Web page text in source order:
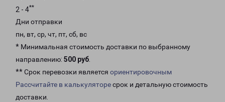
2 - 4**
Дни отправки
пн, вт, ср, чт, пт, сб, вс
* Минимальная стоимость доставки по выбранному
направлению: 500 руб.
** Срок перевозки является ориентировочным
Рассчитайте в калькуляторесрок и детальную стоимость
доставки.